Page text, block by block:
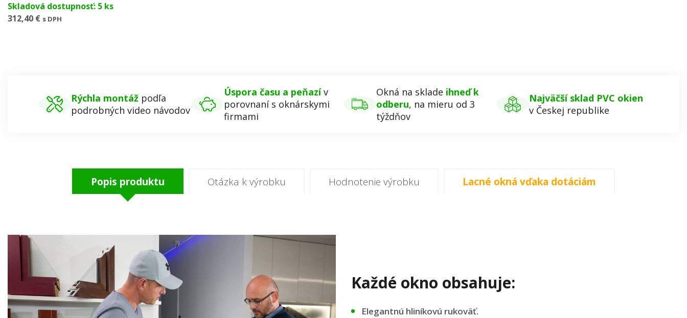
Skladová dostupnosť: 5 ks
312,40 € s DPH
Rýchla montáž podľa
podrobných video návodov
Úspora času a peňazív
porovnaní s oknárskymi
firmami
Okná na sklade ihneď k
odberu, na mieru od 3
týždňov
Najväčší sklad PVC okien
v Českej republike
Popis produktu Otázka k výrobku Hodnotenie výrobku Lacné okná vďaka dotáciám
Každé okno obsahuje:
Elegantnú hliníkovú rukoväť.